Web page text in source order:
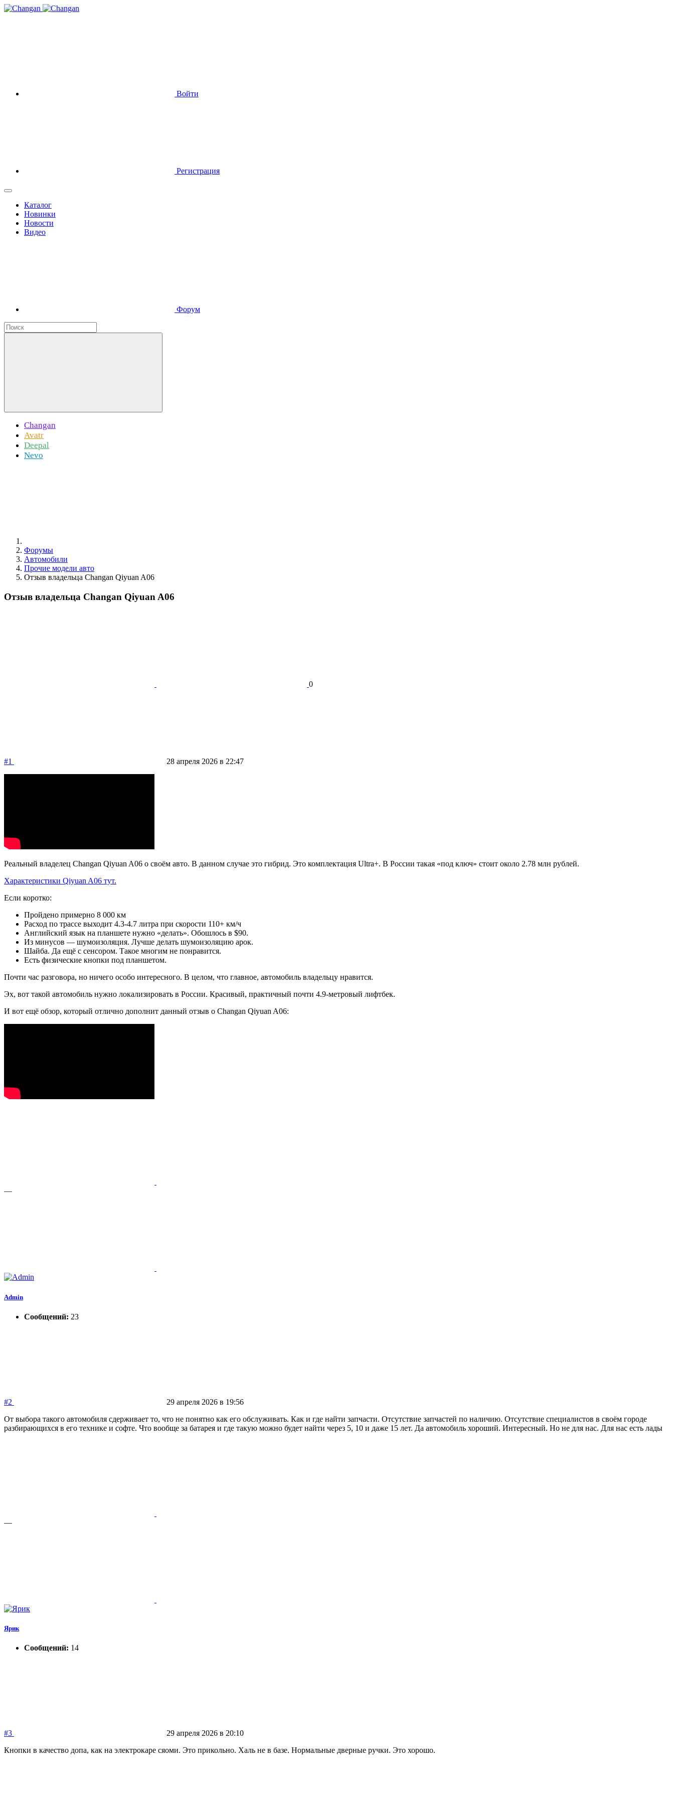
Войти
Регистрация
Каталог
Новинки
Новости
Видео
Форум
Changan
Avatr
Deepal
Nevo
Форумы
Автомобили
Прочие модели авто
Отзыв владельца Changan Qiyuan A06
Отзыв владельца Changan Qiyuan A06
0
#1 28 апреля 2026 в 22:47
Реальный владелец Changan Qiyuan A06 о своём авто. В данном случае это гибрид. Это комплектация Ultra+. В России такая «под ключ» стоит около 2.78 млн рублей.
Характеристики Qiyuan A06 тут.
Если коротко:
Пройдено примерно 8 000 км
Расход по трассе выходит 4.3-4.7 литра при скорости 110+ км/ч
Английский язык на планшете нужно «делать». Обошлось в $90.
Из минусов — шумоизоляция. Лучше делать шумоизоляцию арок.
Шайба. Да ещё с сенсором. Такое многим не понравится.
Есть физические кнопки под планшетом.
Почти час разговора, но ничего особо интересного. В целом, что главное, автомобиль владельцу нравится.
Эх, вот такой автомобиль нужно локализировать в России. Красивый, практичный почти 4.9-метровый лифтбек.
И вот ещё обзор, который отлично дополнит данный отзыв о Changan Qiyuan A06:
—
Admin
Сообщений: 23
#2
29 апреля 2026 в 19:56
От выбора такого автомобиля сдерживает то, что не понятно как его обслуживать. Как и где найти запчасти. Отсутствие запчастей по наличию. Отсутствие специалистов в своём городе
разбирающихся в его технике и софте. Что вообще за батарея и где такую можно будет найти через 5, 10 и даже 15 лет. Да автомобиль хороший. Интересный. Но не для нас. Для нас есть лады
—
Ярик
Сообщений: 14
#3
29 апреля 2026 в 20:10
Кнопки в качество допа, как на электрокаре сяоми. Это прикольно. Халь не в базе. Нормальные дверные ручки. Это хорошо.